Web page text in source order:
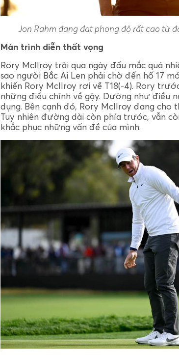
Jon Rahm đang đạt phong độ rất cao từ
Màn trình diễn thất vọng
Rory McIlroy trải qua ngày đấu mắc quá
sao người Bắc Ai Len phải chờ đến hố 17
khiến Rory McIlroy rơi về T18(-4). Rory
những điều chỉnh về gậy. Dường như điều
dụng. Bên cạnh đó, Rory McIlroy đang cho
Tuy nhiên đường dài còn phía trước, vẫn
khắc phục những vấn đề của mình.